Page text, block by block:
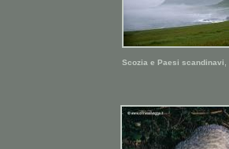
Scozia e Paesi scandinavi